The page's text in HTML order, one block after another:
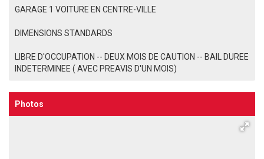
GARAGE 1 VOITURE EN CENTRE-VILLE
DIMENSIONS STANDARDS
LIBRE D'OCCUPATION -- DEUX MOIS DE CAUTION -- BAIL DUREE
INDETERMINEE ( AVEC PREAVIS D'UN MOIS)
Photos